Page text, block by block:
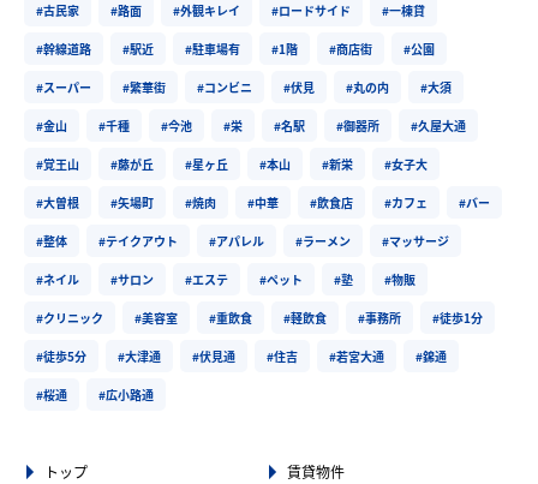
#古民家 #路面 #外観キレイ #ロードサイド #一棟貸
#幹線道路 #駅近 #駐車場有 #1階 #商店街 #公園
#スーパー #繁華街 #コンビニ #伏見 #丸の内 #大須
#金山 #千種 #今池 #栄 #名駅 #御器所 #久屋大通
#覚王山 #藤が丘 #星ヶ丘 #本山 #新栄 #女子大
#大曽根 #矢場町 #焼肉 #中華 #飲食店 #カフェ #バー
#整体 #テイクアウト #アパレル #ラーメン #マッサージ
#ネイル #サロン #エステ #ペット #塾 #物販
#クリニック #美容室 #重飲食 #軽飲食 #事務所 #徒歩1分
#徒歩5分 #大津通 #伏見通 #住吉 #若宮大通 #錦通
#桜通 #広小路通
トップ
賃貸物件